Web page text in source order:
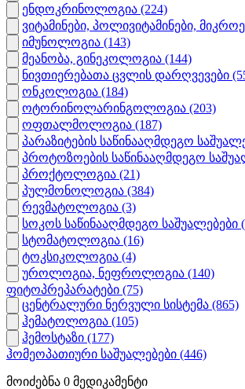
ენდოკრინოლოგია (224)
ვიტამინები, პოლივიტამინები,
იმუნოლოგია (143)
მეანობა, გინეკოლოგია (144)
ნივთიერებათა ცვლის დარღვევები
ონკოლოგია (184)
ოტორინოლარინგოლოგია (203)
ოფთალმოლოგია (187)
პარაზიტების საწინააღმდეგო
პროტოზოების საწინააღმდეგო
პროქტოლოგია (21)
პულმონოლოგია (384)
რევმატოლოგია (3)
სოკოს საწინააღმდეგო საშუალებები
სტომატოლოგია (16)
ტოკსიკოლოგია (4)
უროლოგია, ნეფროლოგია (140)
ფიტოპრეპარატები (75)
ცენტრალური ნერვული სისტემა (865)
ჰემატოლოგია (105)
ჰემოსტაზი (177)
ჰომეოპათიური საშუალებები (446)
მოიძებნა 0 მედიკამენტი